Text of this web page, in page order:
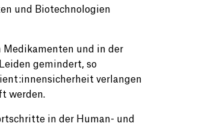
und Biotechnologien
Medikamenten und in der
gemindert, so
verlangen
werden.
in der Human- und